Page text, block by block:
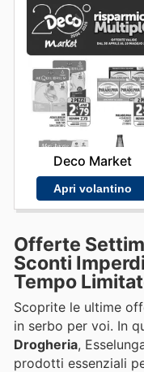
Deco Market
Apri volantino
Offerte
Sconti
Tempo
Scoprite le ultime
in serbo per voi. In
Drogheria,
prodotti essenziali